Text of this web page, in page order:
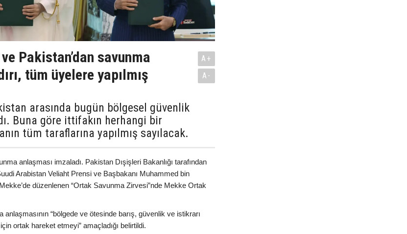
Pakistan’dan savunma
tüm üyelere yapılmış
arasında bugün bölgesel güvenlik
Buna göre ittifakın herhangi bir
tüm taraflarına yapılmış sayılacak.
A+
A-
anlaşması imzaladı. Pakistan Dışişleri Bakanlığı tarafından
Arabistan Veliaht Prensi ve Başbakanı Muhammed bin
düzenlenen “Ortak Savunma Zirvesi”nde Mekke Ortak
“bölgede ve ötesinde barış, güvenlik ve istikrarı
ortak hareket etmeyi” amaçladığı belirtildi.